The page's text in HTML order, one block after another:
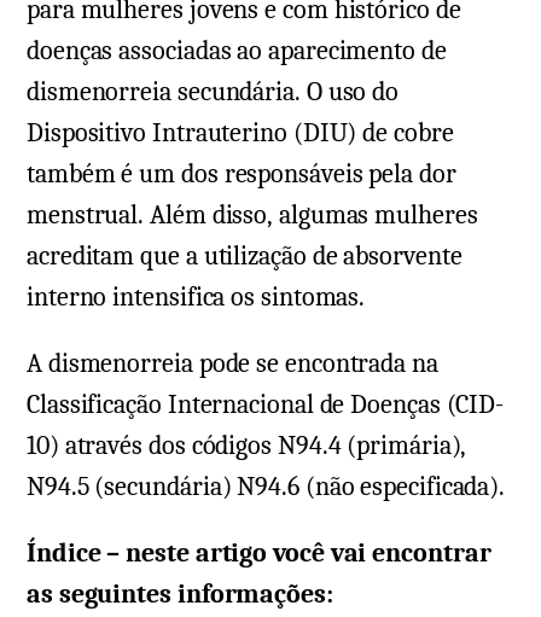
para mulheres jovens e com histórico de
doenças associadas ao aparecimento de
dismenorreia secundária. O uso do
Dispositivo Intrauterino (DIU) de cobre
também é um dos responsáveis pela dor
menstrual. Além disso, algumas mulheres
acreditam que a utilização de absorvente
interno intensifica os sintomas.
A dismenorreia pode se encontrada na
Classificação Internacional de Doenças (CID-
10) através dos códigos N94.4 (primária),
N94.5 (secundária) N94.6 (não especificada).
Índice – neste artigo você vai encontrar
as seguintes informações: